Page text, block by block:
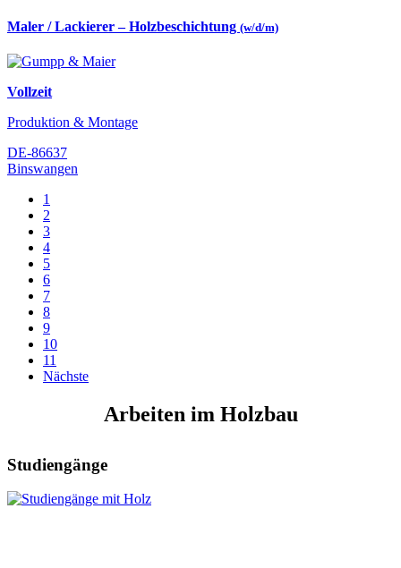
Maler / Lackierer – Holzbeschichtung (w/d/m)
Vollzeit
Produktion & Montage
DE-86637
Binswangen
1
2
3
4
5
6
7
8
9
10
11
Nächste
Arbeiten im Holzbau
Studiengänge